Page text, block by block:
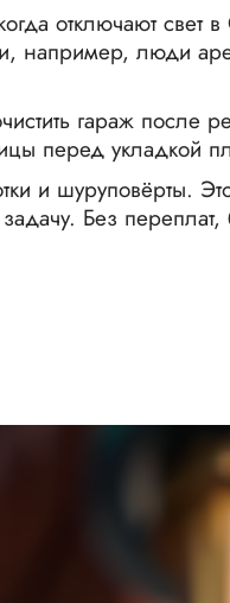
отключают
например,
гараж после
перед укладкой
и шуруповёрты.
Без